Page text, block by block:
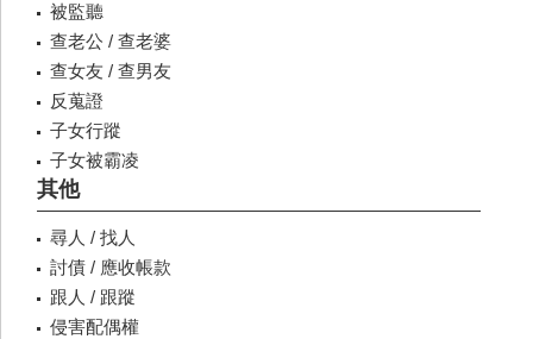
被監聽
查老公 / 查老婆
查女友 / 查男友
反蒐證
子女行蹤
子女被霸凌
其他
尋人 / 找人
討債 / 應收帳款
跟人 / 跟蹤
侵害配偶權